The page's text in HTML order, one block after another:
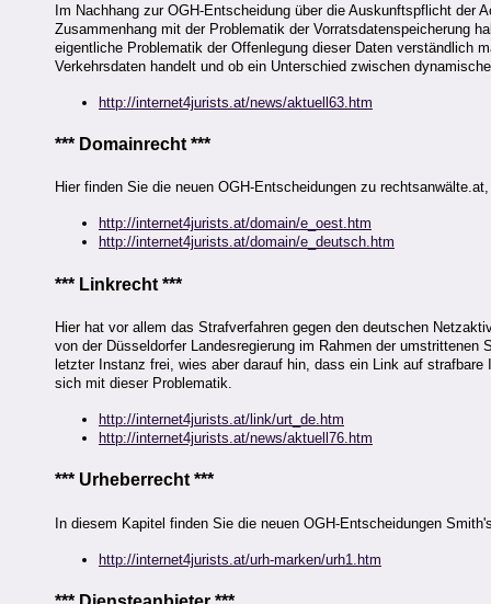
Im Nachhang zur OGH-Entscheidung über die Auskunftspflicht der
Zusammenhang mit der Problematik der Vorratsdatenspeicherung
eigentliche Problematik der Offenlegung dieser Daten verständlich
Verkehrsdaten handelt und ob ein Unterschied zwischen
http://internet4jurists.at/news/aktuell63.htm
*** Domainrecht ***
Hier finden Sie die neuen OGH-Entscheidungen zu
http://internet4jurists.at/domain/e_oest.htm
http://internet4jurists.at/domain/e_deutsch.htm
*** Linkrecht ***
Hier hat vor allem das Strafverfahren gegen den deutschen
von der Düsseldorfer Landesregierung im Rahmen der
letzter Instanz frei, wies aber darauf hin, dass ein Link auf
sich mit dieser Problematik.
http://internet4jurists.at/link/urt_de.htm
http://internet4jurists.at/news/aktuell76.htm
*** Urheberrecht ***
In diesem Kapitel finden Sie die neuen OGH-Entscheidungen
http://internet4jurists.at/urh-marken/urh1.htm